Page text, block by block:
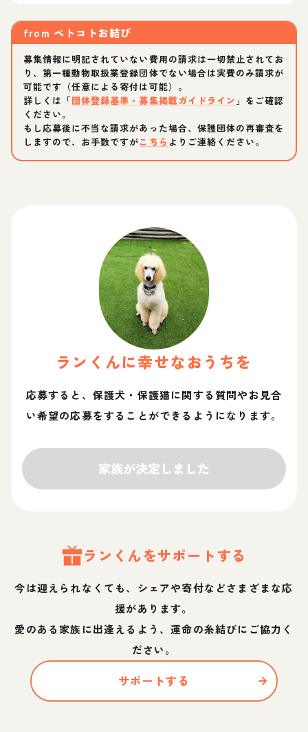
from ペトコトお結び
募集情報に明記されていない費用の請求は一切禁止されてお
り、第一種動物取扱業登録団体でない場合は実費のみ請求が
可能です（任意による寄付は可能）。
詳しくは「団体登録基準・募集掲載ガイドライン 」をご確認
ください。
もし応募後に不当な請求があった場合、保護団体の再審査を
しますので、お手数ですがこちら よりご連絡ください。
ラン くんに幸せなおうちを
応募すると、保護犬・保護猫に関する質問やお見合
い希望の応募をすることができるようになります。
家族が決定しました
ラン くんをサポートする
今は迎えられなくても、シェアや寄付などさまざまな応
援があります。
愛のある家族に出逢えるよう、運命の糸結びにご協力く
ださい。
サポートする